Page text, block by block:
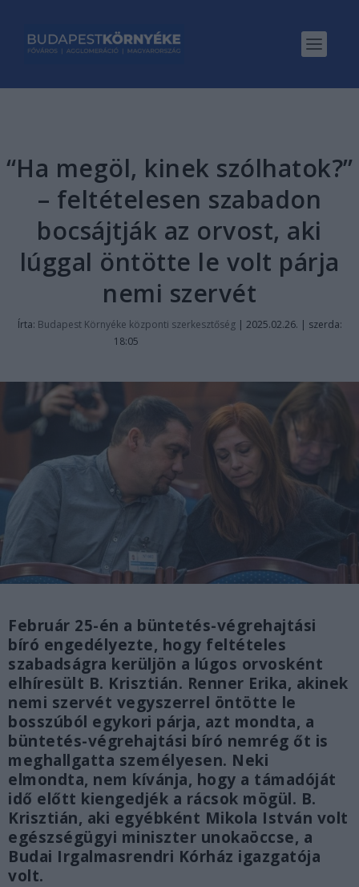
“Ha megöl, kinek szólhatok?”
– feltételesen szabadon
bocsájtják az orvost, aki
lúggal öntötte le volt párja
nemi szervét
Írta: Budapest Környéke központi szerkesztőség| 2025.02.26. | szerda:
18:05
Február 25-én a büntetés-végrehajtási
bíró engedélyezte, hogy feltételes
szabadságra kerüljön a lúgos orvosként
elhíresült B. Krisztián. Renner Erika, akinek
nemi szervét vegyszerrel öntötte le
bosszúból egykori párja, azt mondta, a
büntetés-végrehajtási bíró nemrég őt is
meghallgatta személyesen. Neki
elmondta, nem kívánja, hogy a támadóját
idő előtt kiengedjék a rácsok mögül. B.
Krisztián, aki egyébként Mikola István volt
egészségügyi miniszter unokaöccse, a
Budai Irgalmasrendri Kórház igazgatója
volt.